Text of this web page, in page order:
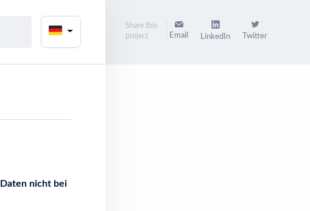
nicht bei
Share this
project
Email LinkedIn Twitter